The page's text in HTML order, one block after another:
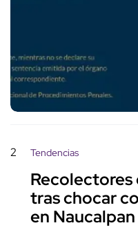
2 Tendencias
Recolectores
tras chocar
en Naucalpan